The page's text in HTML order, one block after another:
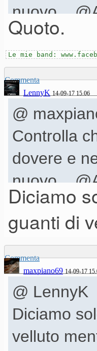
nuovo...
colpevole
Quoto.
Le mie band:
Commenta
LennyK 14-09-17 15.06
@
Controlla
dovere e
nuovo...
colpevole
Diciamo
guanti di
Commenta
maxpiano69 14-09-17
@ LennyK
Diciamo
velluto